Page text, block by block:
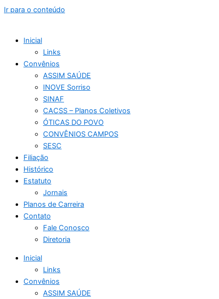
Ir para o conteúdo
Inicial
Links
Convênios
ASSIM SAÚDE
INOVE Sorriso
SINAF
CACSS – Planos Coletivos
ÓTICAS DO POVO
CONVÊNIOS CAMPOS
SESC
Filiação
Histórico
Estatuto
Jornais
Planos de Carreira
Contato
Fale Conosco
Diretoria
Inicial
Links
Convênios
ASSIM SAÚDE